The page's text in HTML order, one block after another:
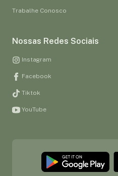
Trabalhe Conosco
Nossas Redes Sociais
Instagram
Facebook
Tiktok
YouTube